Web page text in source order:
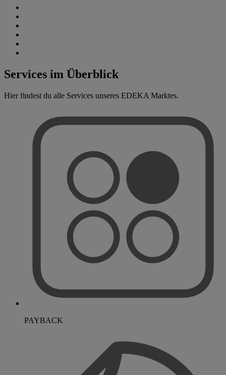
Services im Überblick
Hier findest du alle Services unseres EDEKA Marktes.
PAYBACK